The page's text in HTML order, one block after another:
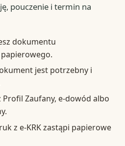
pouczenie i termin na
dokumentu
jest potrzebny i
Zaufany, e-dowód albo
z e-KRK zastąpi papierowe